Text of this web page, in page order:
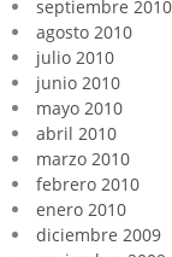
septiembre 2010
agosto 2010
julio 2010
junio 2010
mayo 2010
abril 2010
marzo 2010
febrero 2010
enero 2010
diciembre 2009